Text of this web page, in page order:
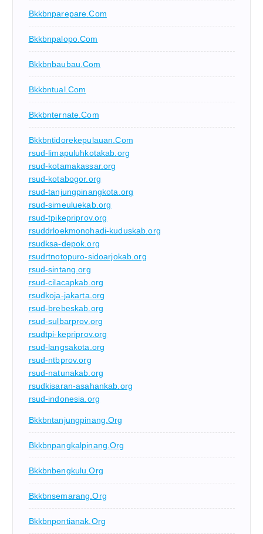
Bkkbnparepare.com
Bkkbnpalopo.com
Bkkbnbaubau.com
Bkkbntual.com
Bkkbnternate.com
Bkkbntidorekepulauan.com
rsud-limapuluhkotakab.org
rsud-kotamakassar.org
rsud-kotabogor.org
rsud-tanjungpinangkota.org
rsud-simeuluekab.org
rsud-tpikepriprov.org
rsuddrloekmonohadi-kuduskab.org
rsudksa-depok.org
rsudrtnotopuro-sidoarjokab.org
rsud-sintang.org
rsud-cilacapkab.org
rsudkoja-jakarta.org
rsud-brebeskab.org
rsud-sulbarprov.org
rsudtpi-kepriprov.org
rsud-langsakota.org
rsud-ntbprov.org
rsud-natunakab.org
rsudkisaran-asahankab.org
rsud-indonesia.org
Bkkbntanjungpinang.org
Bkkbnpangkalpinang.org
Bkkbnbengkulu.org
Bkkbnsemarang.org
Bkkbnpontianak.org